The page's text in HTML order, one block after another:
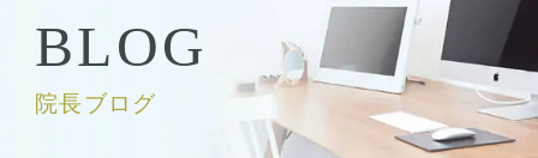
BLOG
院長ブログ